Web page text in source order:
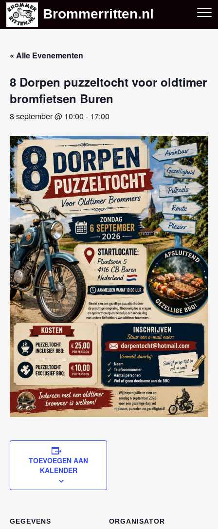
Skip
content
Brommerritten.nl
« Alle Evenementen
8 Dorpen puzzeltocht voor oldtimer
bromfietsen Buren
8 september @ 10:00 - 17:00
TOEVOEGEN AAN
KALENDER
GEGEVENS ORGANISATOR